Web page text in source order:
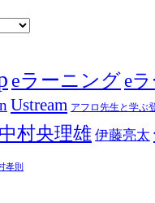
eラーニング e
Ustream アフロ先生と学ぶ
中村央理雄 伊藤亮太
孝則